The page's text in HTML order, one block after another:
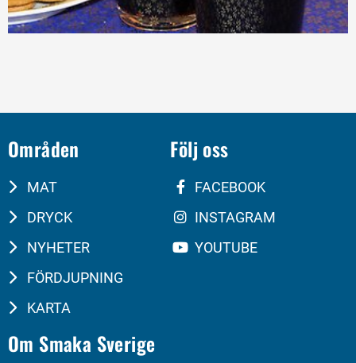
Områden
MAT
DRYCK
NYHETER
FÖRDJUPNING
KARTA
Följ oss
FACEBOOK
INSTAGRAM
YOUTUBE
Om Smaka Sverige